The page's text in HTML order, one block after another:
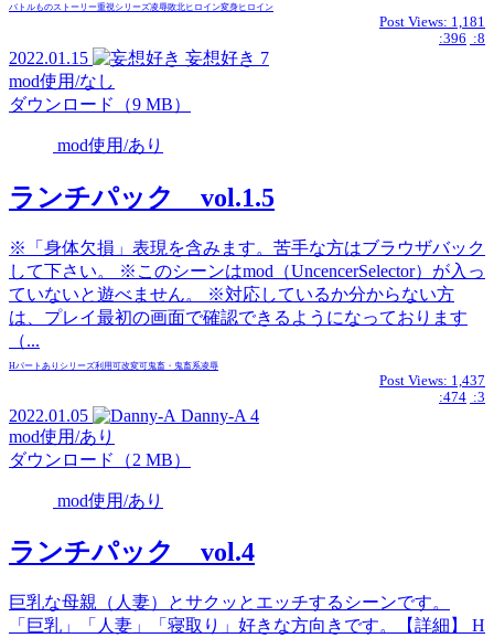
バトルものストーリー重視 シリーズ凌辱敗北ヒロイン変身ヒロイン
Post Views: 1,181
:396 :8
2022.01.15 妄想好き 7
mod使用/なし
ダウンロード（9 MB）
mod使用/あり
ランチパック vol.1.5
※「身体欠損」表現を含みます。苦手な方はブラウザバック
して下さい。 ※このシーンはmod（UncencerSelector）が入っ
ていないと遊べません。 ※対応しているか分からない方
は、プレイ最初の画面で確認できるようになっております
（...
Hパートあり シリーズ利用可改変可鬼畜・鬼畜系凌辱
Post Views: 1,437
:474 :3
2022.01.05 Danny-A 4
mod使用/あり
ダウンロード（2 MB）
mod使用/あり
ランチパック vol.4
巨乳な母親（人妻）とサクッとエッチするシーンです。
「巨乳」「人妻」「寝取り」好きな方向きです。【詳細】 H